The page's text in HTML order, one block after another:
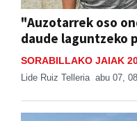
"Auzotarrek oso
daude laguntzeko
SORABILLAKO JAIAK
Lide Ruiz Telleria abu 07,